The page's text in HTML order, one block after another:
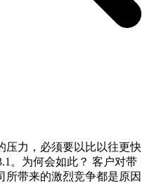
压力，必须要以比以往更快
。为何会如此？ 客户对带
所带来的激烈竞争都是原因